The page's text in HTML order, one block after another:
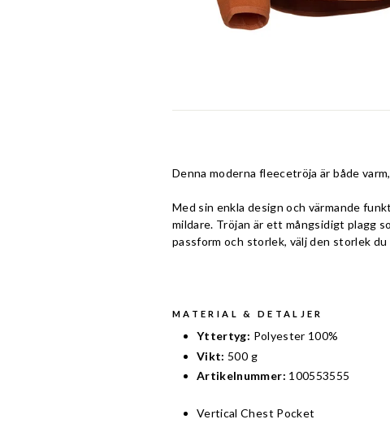
Denna moderna fleecetröja är både
Med sin enkla design och värmande
mildare. Tröjan är ett mångsidigt plagg
passform och storlek, välj den storlek du
MATERIAL & DETALJER
Yttertyg: Polyester 100%
Vikt: 500 g
Artikelnummer: 100553555
Vertical Chest Pocket